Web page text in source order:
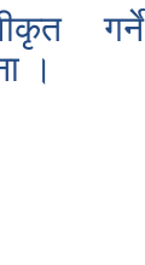
गर्ने
।